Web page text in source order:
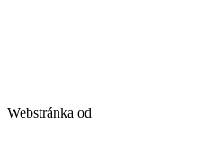
Webstránka od